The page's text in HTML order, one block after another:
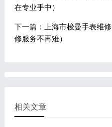
在专业手中）
下一篇：
上海市梭曼手表维
修服务不再难）
相关文章